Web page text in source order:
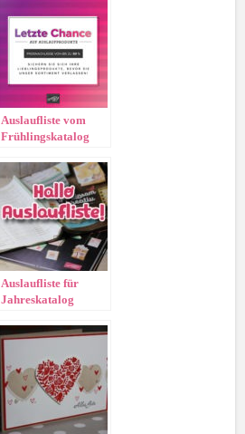
Auslaufliste vom
Frühlingskatalog
Auslaufliste für
Jahreskatalog
Frühling-/Sommerkatalog
Up!